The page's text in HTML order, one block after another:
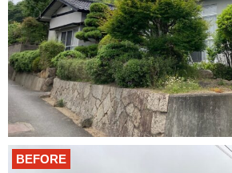
BEFORE